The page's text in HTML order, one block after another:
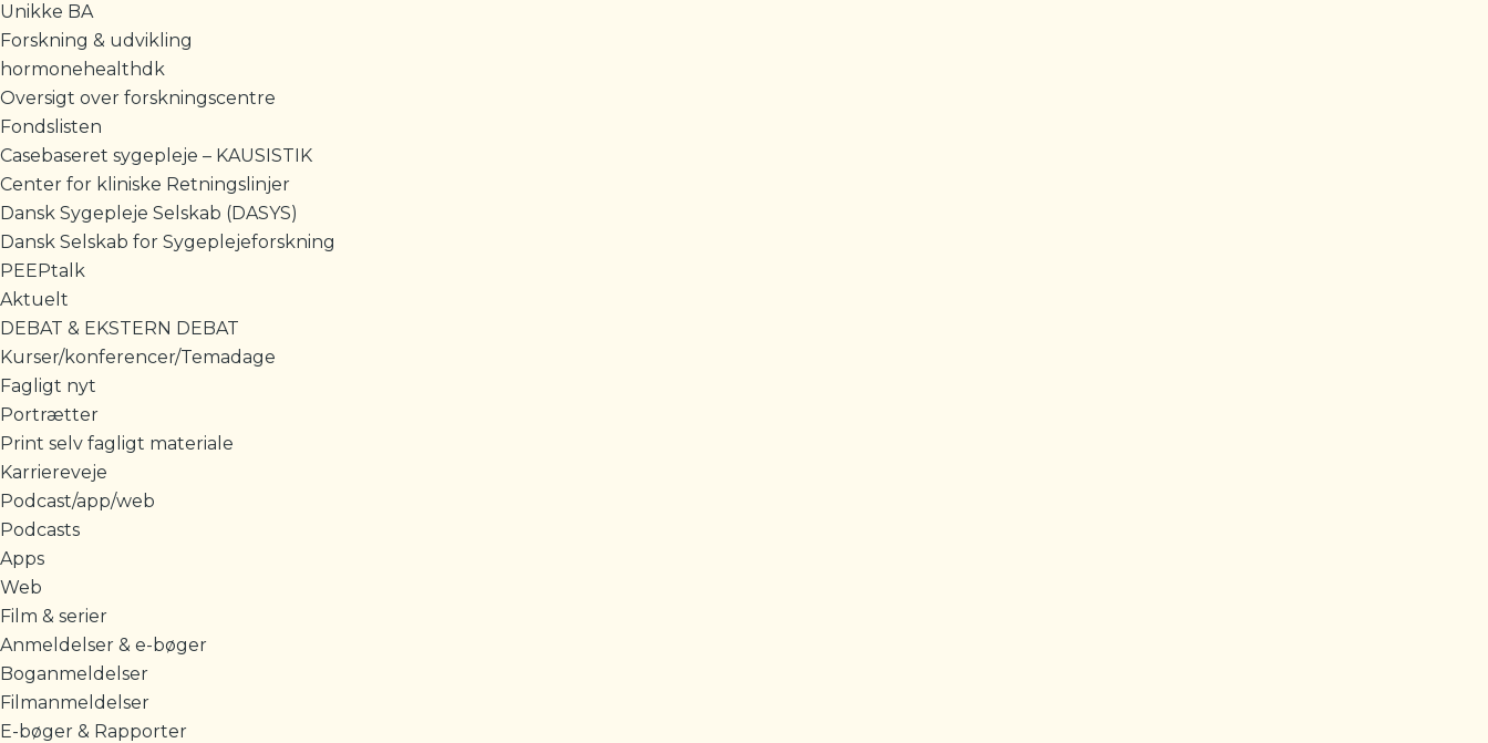
Unikke BA
Forskning & udvikling
hormonehealthdk
Oversigt over forskningscentre
Fondslisten
Casebaseret sygepleje – KAUSISTIK
Center for kliniske Retningslinjer
Dansk Sygepleje Selskab (DASYS)
Dansk Selskab for Sygeplejeforskning
PEEPtalk
Aktuelt
DEBAT & EKSTERN DEBAT
Kurser/konferencer/Temadage
Fagligt nyt
Portrætter
Print selv fagligt materiale
Karriereveje
Podcast/app/web
Podcasts
Apps
Web
Film & serier
Anmeldelser & e-bøger
Boganmeldelser
Filmanmeldelser
E-bøger & Rapporter